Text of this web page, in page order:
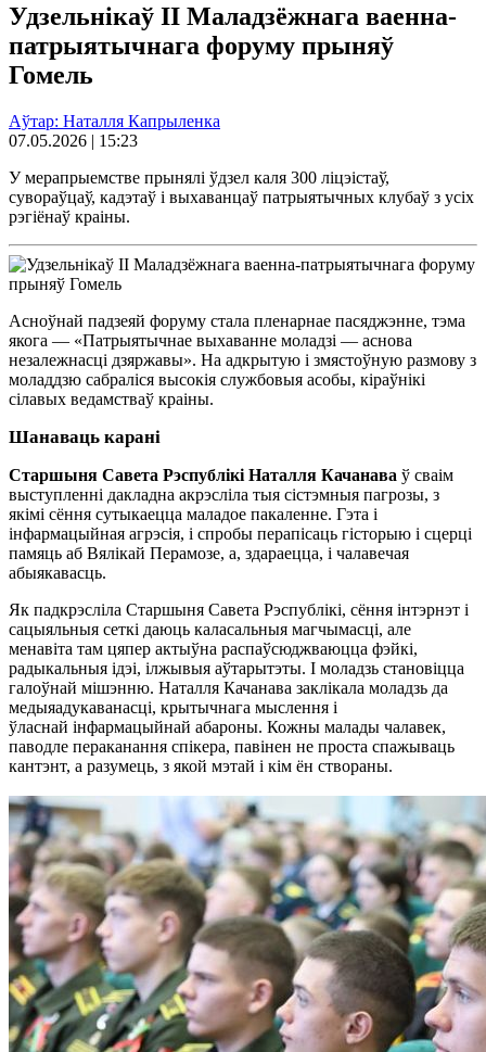
Удзельнікаў ІІ Маладзёжнага ваенна-
патрыятычнага форуму прыняў
Гомель
Аўтар: Наталля Капрыленка
07.05.2026 | 15:23
У мерапрыемстве прынялі ўдзел каля 300 ліцэістаў,
сувораўцаў, кадэтаў і выхаванцаў патрыятычных клубаў з усіх
рэгіёнаў краіны.
Асноўнай падзеяй форуму стала пленарнае пасяджэнне, тэма
якога — «Патрыятычнае выхаванне моладзі — аснова
незалежнасці дзяржавы». На адкрытую і змястоўную размову з
моладдзю сабраліся высокія службовыя асобы, кіраўнікі
сілавых ведамстваў краіны.
Шанаваць карані
Старшыня Савета Рэспублікі Наталля Качанава ў сваім
выступленні дакладна акрэсліла тыя сістэмныя пагрозы, з
якімі сёння сутыкаецца маладое пакаленне. Гэта і
інфармацыйная агрэсія, і спробы перапісаць гісторыю і сцерці
памяць аб Вялікай Перамозе, а, здараецца, і чалавечая
абыякавасць.
Як падкрэсліла Старшыня Савета Рэспублікі, сёння інтэрнэт і
сацыяльныя сеткі даюць каласальныя магчымасці, але
менавіта там цяпер актыўна распаўсюджваюцца фэйкі,
радыкальныя ідэі, ілжывыя аўтарытэты. І моладзь становіцца
галоўнай мішэнню. Наталля Качанава заклікала моладзь да
медыяадукаванасці, крытычнага мыслення і
ўласнай інфармацыйнай абароны. Кожны малады чалавек,
паводле пераканання спікера, павінен не проста спажываць
кантэнт, а разумець, з якой мэтай і кім ён створаны.